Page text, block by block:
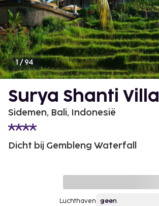
1 /94
Surya Shanti Villa
Sidemen, Bali, Indonesië
Dicht bij Gembleng Waterfall
Luchthaven